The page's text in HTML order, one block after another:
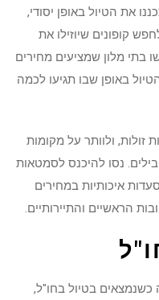
את הטיול באופן יסודי,
קופונים שיוזילו את
מלון שמציעים מחירים
באופן שבו תגיעו לכמה
ולוותר על מקומות
נסו להיכנס לסמטאות
איכותיות במחירים
הראשיים והתיירותיים.
בטיול בחו"ל,